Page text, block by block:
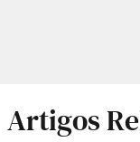
Artigos